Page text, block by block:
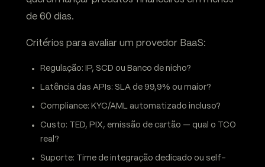
de 60 dias.
Critérios para avaliar um provedor BaaS:
Regulação: IP, SCD ou Banco de nicho?
Latência das APIs: SLA de 99,9% ou maior?
Compliance: KYC/AML automatizado incluso?
Custo: TED, PIX, emissão de cartão — qual o TCO
real?
Suporte: Time de integração dedicado ou self-